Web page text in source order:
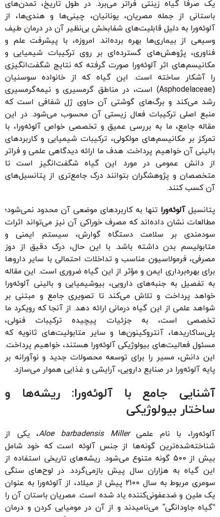
یک صرفاً گیاه زینتی فراتر می‌برد. در طول تاریخ، تمدن‌های
باستانی از جمله مصریان، یونانیان، چینی‌ها و هندی‌ها، از
آلوئه‌ورا به دلیل قابلیت‌های شفابخش بی‌نظیر آن در درمان طیف
وسیعی از بیماری‌ها بهره برده‌اند. امروزه، با پیشرفت علم و
فناوری، پژوهش‌های گسترده‌ای بر روی ترکیبات شیمیایی و
مکانیسم‌های اثر آلوئه‌ورا صورت گرفته که نتایج شگفت‌انگیزی
را آشکار ساخته است. این گیاه که از خانواده سوسنیان
(Asphodelaceae) است، در مناطق گرمسیری و نیمه‌گرمسیری
رشد می‌کند و برگ‌های گوشتی آن حاوی ژل شفافی است که
منبع اصلی ترکیبات فعال زیستی آن محسوب می‌شود. در این
مقاله جامع، ما به بررسی عمیق و تخصصی خواص آلوئه‌ورا، با
تمرکز بر مکانیسم‌های مولکولی، ترکیبات شیمیایی و کاربردهای
بالینی آن خواهیم پرداخت. هدف ما ارائه دیدگاهی علمی و فراتر
از دانش عمومی در مورد این گیاه شگفت‌انگیز است تا
متخصصان و پژوهشگران بتوانند درک جامع‌تری از پتانسیل‌های
آن کسب کنند.
پتانسیلآلوئه‌ورا تنها به کاربردهای موضعی آن محدود نمی‌شود؛
مطالعات نشان داده‌اند که مصرف خوراکی آن نیز می‌تواند اثرات
سودمندی بر سلامت دستگاه گوارش، سیستم ایمنی و
متابولیسم بدن داشته باشد. با این حال، درک دقیق از دوز
مصرفی، فرمولاسیون مناسب و تداخلات احتمالی با سایر داروها
برای بهره‌برداری ایمن و مؤثر از این گیاه ضروری است. این مقاله
به تفصیل به جنبه‌های دارویی، بیوشیمیایی و بالینی آلوئه‌ورا
خواهد پرداخت و تلاش می‌کند تا تصویری جامع و مبتنی بر
شواهد علمی از این گیاه درمانی ارائه دهد. از آنجا که رویکرد ما
تخصصی است، به جزئیات پیچیده ترکیبات فنولی،
پلی‌ساکاریدها، آنتروکینون‌ها و سایر متابولیت‌های ثانویه که
مسئول فعالیت‌های بیولوژیکی آلوئه‌ورا هستند، خواهیم پرداخت.
این دانش، مسیر را برای توسعه محصولات جدید و نوآورانه بر
پایه آلوئه‌ورا در صنایع دارویی، آرایشی و غذایی هموار می‌سازد.
آشنایی جامع با آلوئه‌ورا: ریشه‌ها و
ساختار بیولوژیکی
آلوئه‌ورا، با نام علمیAloe barbadensis Miller، یکی از
شناخته‌شده‌ترین گونه‌ها از جنس آلوئه است که خود شامل
بیش از 500 گونه متنوع می‌شود. ریشه‌های تاریخی استفاده از
این گیاه به هزاران سال پیش بازمی‌گردد. در لوح‌های سنگی
سومری مربوط به سال 2100 پیش از میلاد، از آلوئه‌ورا به عنوان
یک ملین و ضدعفونی‌کننده یاد شده است. مصریان باستان آن را
“گیاه جاودانگی” می‌نامیدند و از آن در مومیایی کردن و درمان